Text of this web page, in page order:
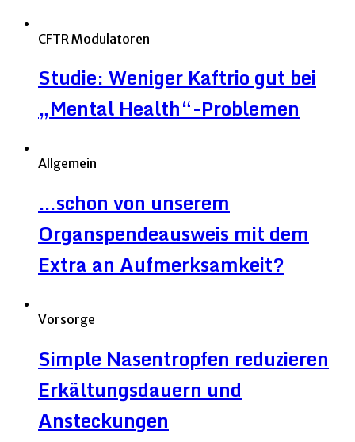
CFTR Modulatoren
Studie: Weniger Kaftrio gut bei
„Mental Health“-Problemen
Allgemein
…schon von unserem
Organspendeausweis mit dem
Extra an Aufmerksamkeit?
Vorsorge
Simple Nasentropfen reduzieren
Erkältungsdauern und
Ansteckungen